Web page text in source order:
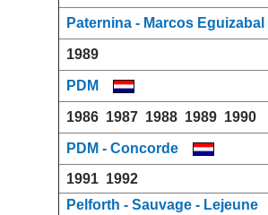
Paternina - Marcos Eguizabal
1989
PDM
1986 1987 1988 1989 1990
PDM - Concorde
1991 1992
Pelforth - Sauvage - Lejeune